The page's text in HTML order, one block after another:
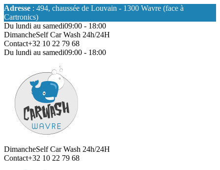
Adresse : 494, chaussée de Louvain - 1300 Wavre (face à
Cartronics)
Du lundi au samedi09:00 - 18:00
DimancheSelf Car Wash 24h/24H
Contact+32 10 22 79 68
Du lundi au samedi09:00 - 18:00
DimancheSelf Car Wash 24h/24H
Contact+32 10 22 79 68